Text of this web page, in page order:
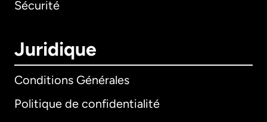
Sécurité
Juridique
Conditions Générales
Politique de confidentialité